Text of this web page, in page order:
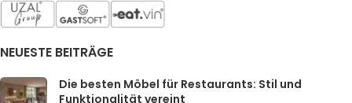
NEUESTE BEITRÄGE
Die besten Möbel für Restaurants: Stil und
Funktionalität vereint